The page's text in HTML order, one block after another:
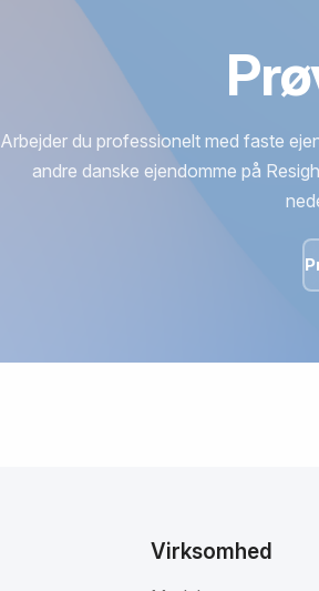
Arbejder du professionelt med faste
andre danske ejendomme på
Virksomhed